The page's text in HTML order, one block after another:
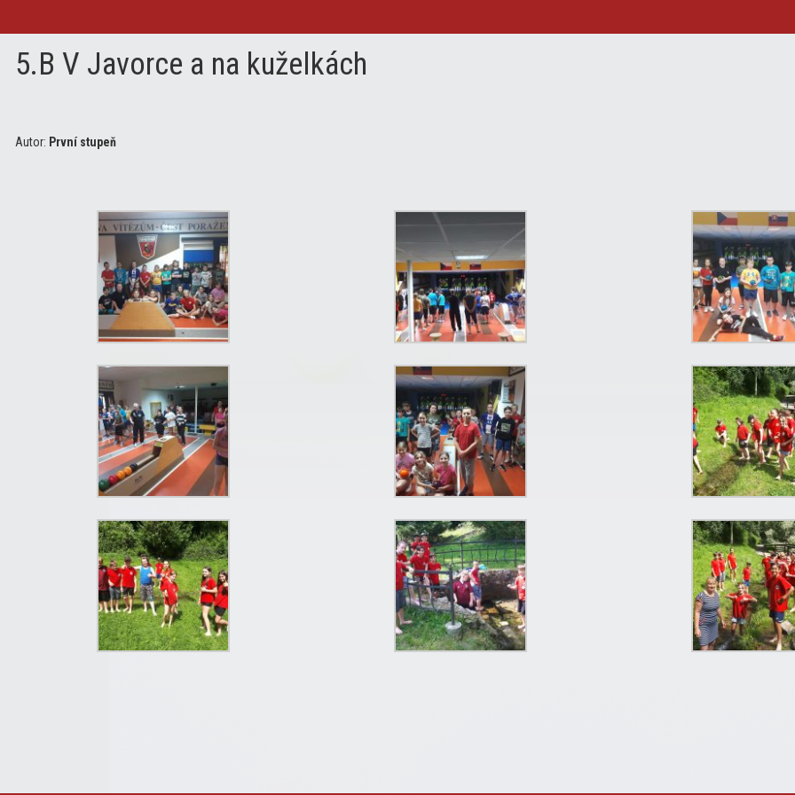
5.B V Javorce a na kuželkách
Autor: První stupeň